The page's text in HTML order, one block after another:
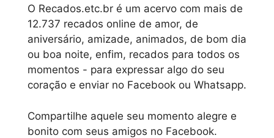
O Recados.etc.br é um acervo com mais de
12.737 recados online de amor, de
aniversário, amizade, animados, de bom dia
ou boa noite, enfim, recados para todos os
momentos - para expressar algo do seu
coração e enviar no Facebook ou Whatsapp.
Compartilhe aquele seu momento alegre e
bonito com seus amigos no Facebook.